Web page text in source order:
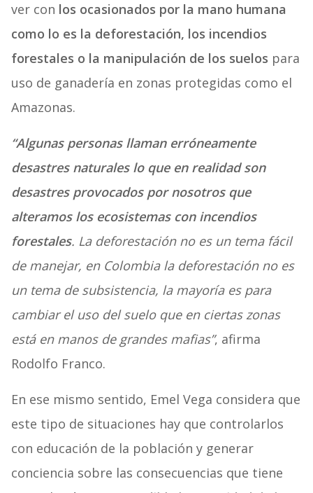
ver con los ocasionados por la mano humana
como lo es la deforestación, los incendios
forestales o la manipulación de los suelos para
uso de ganadería en zonas protegidas como el
Amazonas.
“Algunas personas llaman erróneamente
desastres naturales lo que en realidad son
desastres provocados por nosotros que
alteramos los ecosistemas con incendios
forestales. La deforestación no es un tema fácil
de manejar, en Colombia la deforestación no es
un tema de subsistencia, la mayoría es para
cambiar el uso del suelo que en ciertas zonas
está en manos de grandes mafias”, afirma
Rodolfo Franco.
En ese mismo sentido, Emel Vega considera que
este tipo de situaciones hay que controlarlos
con educación de la población y generar
conciencia sobre las consecuencias que tiene